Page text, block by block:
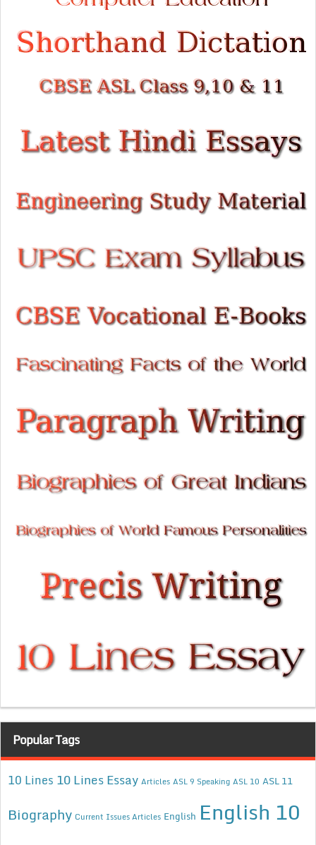
Popular Tags
10 Lines 10 Lines Essay Articles ASL 9 Speaking ASL 10 ASL 11
Biography Current Issues Articles English English 10